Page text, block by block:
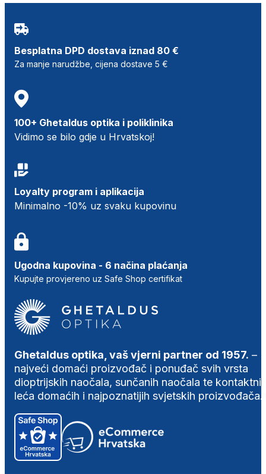
Besplatna DPD dostava iznad 80 €
Za manje narudžbe, cijena dostave 5 €
100+ Ghetaldus optika i poliklinika
Vidimo se bilo gdje u Hrvatskoj!
Loyalty program i aplikacija
Minimalno -10% uz svaku kupovinu
Ugodna kupovina - 6 načina plaćanja
Kupujte provjereno uz Safe Shop certifikat
Ghetaldus optika, vaš vjerni partner od 1957. –
najveći domaći proizvođač i ponuđač svih vrsta
dioptrijskih naočala, sunčanih naočala te
leća domaćih i najpoznatijih svjetskih proizvođača.